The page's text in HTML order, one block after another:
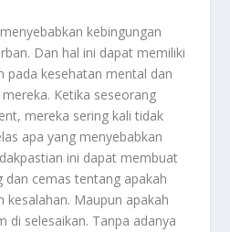
kebingungan
Dan hal ini dapat memiliki
pada kesehatan mental dan
Ketika seseorang
mereka sering kali tidak
apa yang menyebabkan
ini dapat membuat
dan cemas tentang apakah
kesalahan. Maupun apakah
di selesaikan. Tanpa adanya